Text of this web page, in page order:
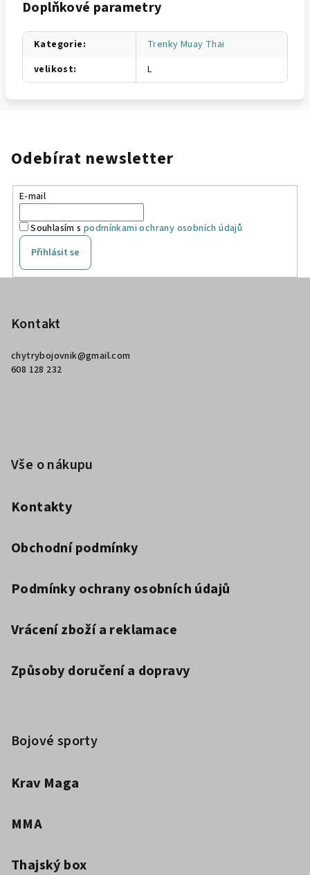
Doplňkové parametry
Kategorie:
Trenky Muay Thai
velikost: L
Odebírat newsletter
E-mail
Souhlasím s podmínkami ochrany osobních údajů
Přihlásit se
Kontakt
chytrybojovnik@gmail.com
608 128 232
Vše o nákupu
Kontakty
Obchodní podmínky
Podmínky ochrany osobních údajů
Vrácení zboží a reklamace
Způsoby doručení a dopravy
Bojové sporty
Krav Maga
MMA
Thajský box